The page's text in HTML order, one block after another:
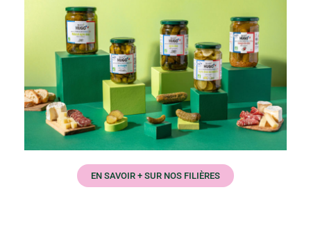
EN SAVOIR + SUR NOS FILIÈRES